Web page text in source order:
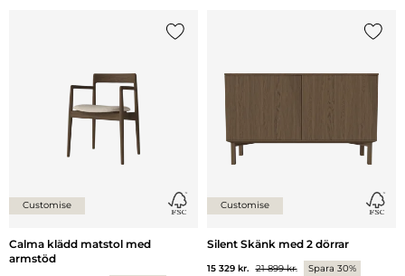
Customise
Calma klädd matstol med
armstöd
Customise
Silent Skänk med 2 dörrar
15 329 kr. 21 899 kr. Spara 30%